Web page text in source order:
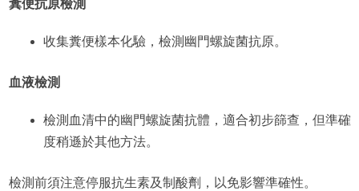
糞便抗原檢測
收集糞便樣本化驗，檢測幽門螺旋菌抗原。
血液檢測
檢測血清中的幽門螺旋菌抗體，適合初步篩查，但準確
度稍遜於其他方法。
檢測前須注意停服抗生素及制酸劑，以免影響準確性。